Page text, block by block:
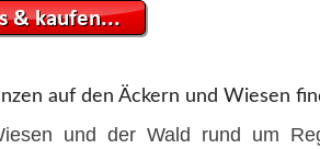
auf den Äckern und Wiesen
und der Wald rund um